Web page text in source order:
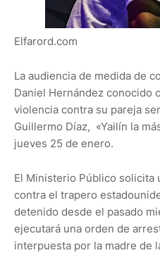
Elfarord.com
La audiencia de medida de
Daniel Hernández conocido
violencia contra su pareja
Guillermo Díaz, «Yailín la
jueves 25 de enero.
El Ministerio Público solicita
contra el trapero
detenido desde el pasado
ejecutará una orden de
interpuesta por la madre de